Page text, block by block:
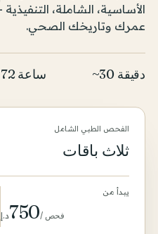
الأساسية، الشاملة،
عمرك وتاريخك الصحي.
~30 دقيقة 72 ساعة
الفحص الطبي الشامل
ثلاث باقات
يبدأ من
د.إ750/ فحص